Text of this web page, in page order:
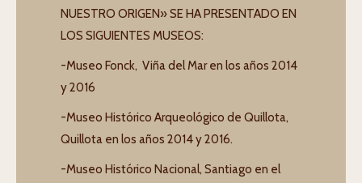
NUESTRO ORIGEN» SE HA PRESENTADO EN
LOS SIGUIENTES MUSEOS:
-Museo Fonck, Viña del Mar en los años 2014
y 2016
-Museo Histórico Arqueológico de Quillota,
Quillota en los años 2014 y 2016.
-Museo Histórico Nacional, Santiago en el